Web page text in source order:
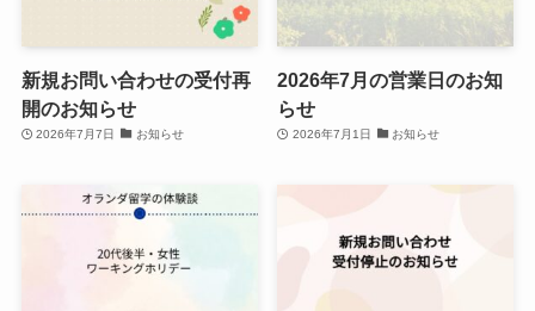
新規お問い合わせの受付再
開のお知らせ
2026年7月7日 お知らせ
2026年7月の営業日のお知
らせ
2026年7月1日 お知らせ